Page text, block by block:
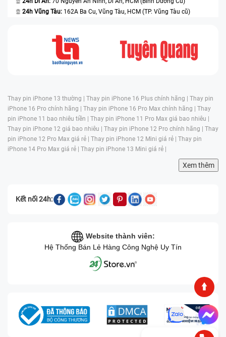
24h Vũng Tàu: 162A Ba Cu, Vũng Tàu, HCM (TP. Vũng Tàu cũ)
Thay pin iPhone 13 thường | Thay pin iPhone 16 Plus chính hãng | Thay pin
iPhone 16 Pro chính hãng | Thay pin iPhone 16 Pro Max chính hãng | Thay
pin iPhone 11 bao nhiêu tiền | Thay pin iPhone 11 Pro Max giá bao nhiêu |
Thay pin iPhone 12 giá bao nhiêu | Thay pin iPhone 12 Pro chính hãng | Thay
pin iPhone 12 Pro Max giá rẻ | Thay pin iPhone 12 Mini giá rẻ | Thay pin
iPhone 14 Pro Max giá rẻ | Thay pin iPhone 13 Mini giá rẻ |
Xem thêm
Kết nối 24h:
Website thành viên:
Hệ Thống Bán Lẻ Hàng Công Nghệ Uy Tín